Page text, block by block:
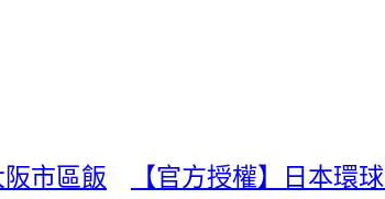
市區飯
【官方授權】日本環